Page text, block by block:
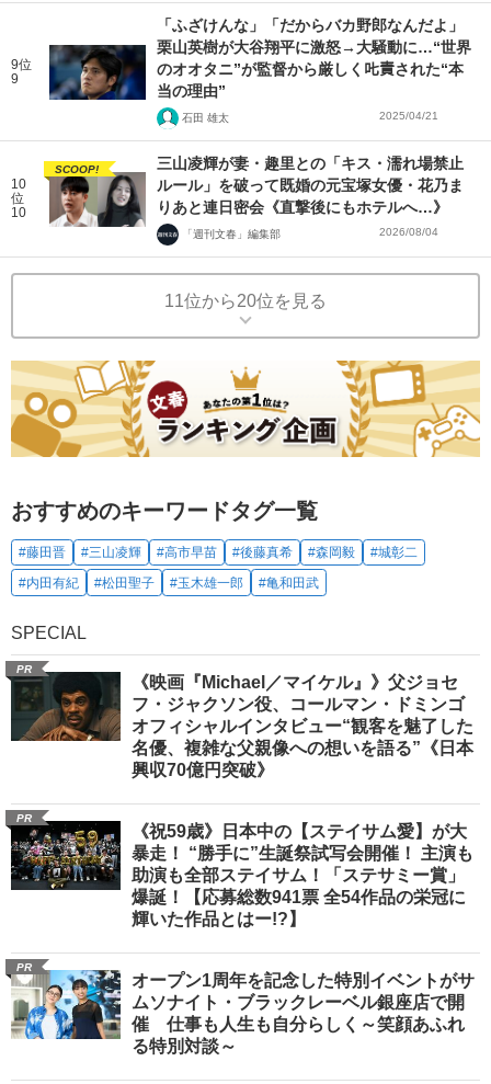
9位
9
「ふざけんな」「だからバカ野郎なんだよ」
栗山英樹が大谷翔平に激怒→大騒動に…“世界
のオオタニ”が監督から厳しく𠮟責された“本
当の理由”
石田 雄太 2025/04/21
10
位
10
SCOOP!
三山凌輝が妻・趣里との「キス・濡れ場禁止
ルール」を破って既婚の元宝塚女優・花乃ま
りあと連日密会《直撃後にもホテルへ…》
「週刊文春」編集部 2026/08/04
11位から20位を見る
おすすめのキーワードタグ一覧
#藤田晋 #三山凌輝 #高市早苗 #後藤真希 #森岡毅
#城彰二
#内田有紀
#松田聖子 #玉木雄一郎 #亀和田武
SPECIAL
PR
《映画『Michael／マイケル』》父ジョセ
フ・ジャクソン役、コールマン・ドミンゴ
オフィシャルインタビュー“観客を魅了した
名優、複雑な父親像への想いを語る”《日本
興収70億円突破》
PR
《祝59歳》日本中の【ステイサム愛】が大
暴走！ “勝手に”生誕祭試写会開催！ 主演も
助演も全部ステイサム！「ステサミー賞」
爆誕！【応募総数941票 全54作品の栄冠に
輝いた作品とはー!?】
PR
オープン1周年を記念した特別イベントがサ
ムソナイト・ブラックレーベル銀座店で開
催 仕事も人生も自分らしく～笑顔あふれ
る特別対談～